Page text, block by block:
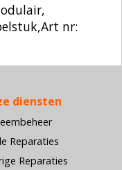
nr:
diensten
Reparaties
Reparaties